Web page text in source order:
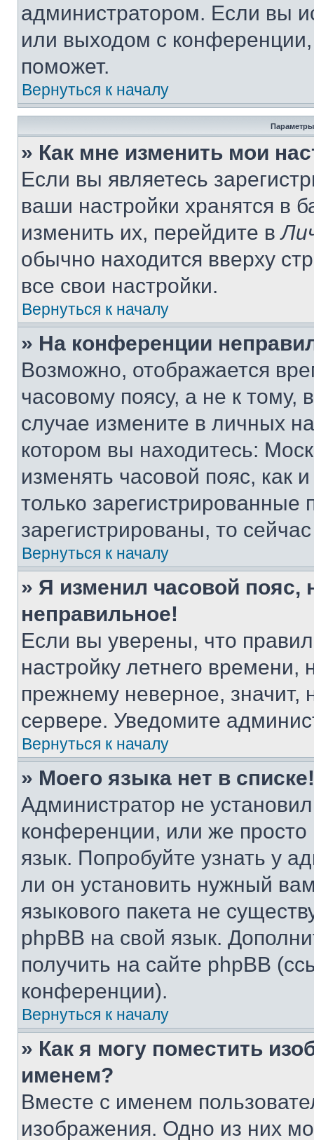
администратором. Если вы
или выходом с
поможет.
Вернуться к началу
Параметры
» Как мне изменить мои
Если вы являетесь
ваши настройки хранятся в
изменить их, перейдите в
обычно находится вверху
все свои настройки.
Вернуться к началу
» На конференции
Возможно, отображается
часовому поясу, а не к тому,
случае измените в личных
котором вы находитесь:
изменять часовой пояс, как
только
зарегистрированы, то
Вернуться к началу
» Я изменил часовой пояс,
неправильное!
Если вы уверены, что
настройку летнего
прежнему неверное, значит,
сервере. Уведомите
Вернуться к началу
» Моего языка нет в списке!
Администратор не
конференции, или же
язык. Попробуйте узнать у
ли он установить нужный
языкового пакета не
phpBB на свой язык.
получить на сайте phpBB
конференции).
Вернуться к началу
» Как я могу поместить
именем?
Вместе с именем
изображения. Одно из них